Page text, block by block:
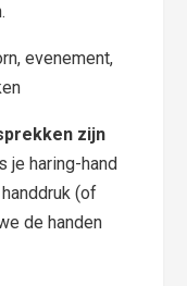
zijn
je haring-hand
(of
de handen